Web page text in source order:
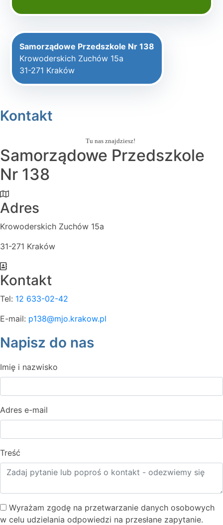
Samorządowe Przedszkole Nr 138
Krowoderskich Zuchów 15a
31-271 Kraków
Kontakt
Tu nas znajdziesz!
Samorządowe Przedszkole
Nr 138
Adres
Krowoderskich Zuchów 15a
31-271 Kraków
Kontakt
Tel: 12 633-02-42
E-mail: p138@mjo.krakow.pl
Napisz do nas
Imię i nazwisko
Adres e-mail
Treść
Wyrażam zgodę na przetwarzanie danych osobowych
w celu udzielania odpowiedzi na przesłane zapytanie.